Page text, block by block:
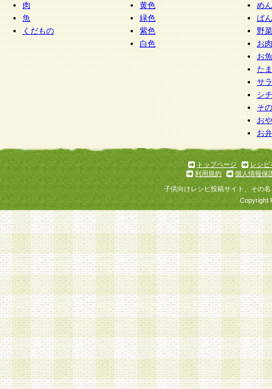
肉
魚
くだもの
黄色
緑色
紫色
白色
めん
ぱん
野
お
お
た
サ
シ
そ
お
お
トップページ
レシピ
利用規約
個人情報保
子供向けレシピ投稿サイト、その
Copyright